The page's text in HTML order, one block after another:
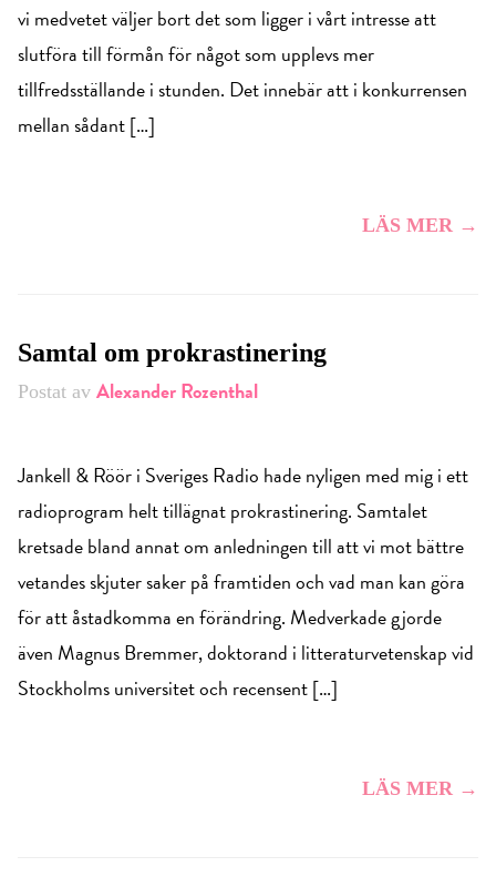
vi medvetet väljer bort det som ligger i vårt intresse att
slutföra till förmån för något som upplevs mer
tillfredsställande i stunden. Det innebär att i konkurrensen
mellan sådant […]
LÄS MER →
Samtal om prokrastinering
Postat av Alexander Rozenthal
Jankell & Röör i Sveriges Radio hade nyligen med mig i ett
radioprogram helt tillägnat prokrastinering. Samtalet
kretsade bland annat om anledningen till att vi mot bättre
vetandes skjuter saker på framtiden och vad man kan göra
för att åstadkomma en förändring. Medverkade gjorde
även Magnus Bremmer, doktorand i litteraturvetenskap vid
Stockholms universitet och recensent […]
LÄS MER →